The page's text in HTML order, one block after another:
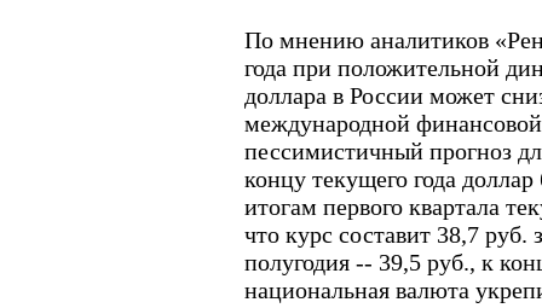
По мнению аналитиков
года при положительной
доллара в России может
международной
пессимистичный прогноз
концу текущего года
итогам первого квартала
что курс составит 38,7 руб.
полугодия -- 39,5 руб., к
национальная валюта